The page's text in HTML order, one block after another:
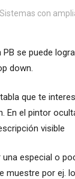
con
PB se puede
down.
que te
En el pintor
visible
una especial o
muestre por ej.